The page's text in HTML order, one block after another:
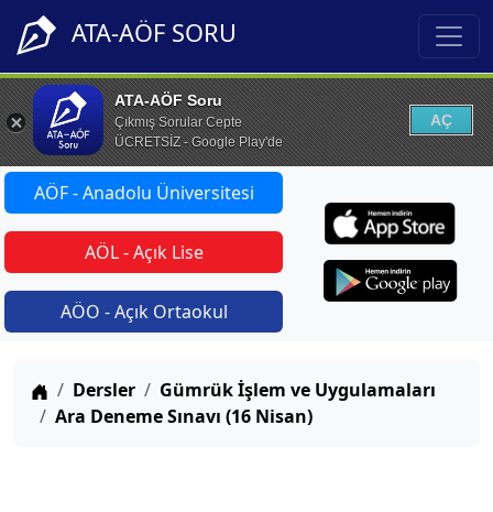
ATA-AÖF SORU
ATA-AÖF Soru
Çıkmış Sorular Cepte
ÜCRETSİZ - Google Play'de
AÇ
AÖF - Anadolu Üniversitesi
AÖL - Açık Lise
AÖO - Açık Ortaokul
Anasayfa
Dersler
Gümrük İşlem ve Uygulamaları
Ara Deneme Sınavı (16 Nisan)